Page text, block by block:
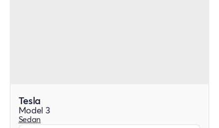
Tesla
Model 3
Sedan